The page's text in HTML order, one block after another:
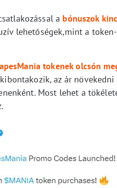
a bónuszok
lehetőségek,mint a
tokenek olcsón
az ár
Most lehet a